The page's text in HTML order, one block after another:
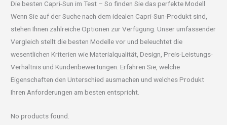
Die besten Capri-Sun im Test – So finden Sie das perfekte Modell
Wenn Sie auf der Suche nach dem idealen Capri-Sun-Produkt sind,
stehen Ihnen zahlreiche Optionen zur Verfügung. Unser umfassender
Vergleich stellt die besten Modelle vor und beleuchtet die
wesentlichen Kriterien wie Materialqualität, Design, Preis-Leistungs-
Verhältnis und Kundenbewertungen. Erfahren Sie, welche
Eigenschaften den Unterschied ausmachen und welches Produkt
Ihren Anforderungen am besten entspricht.
No products found.